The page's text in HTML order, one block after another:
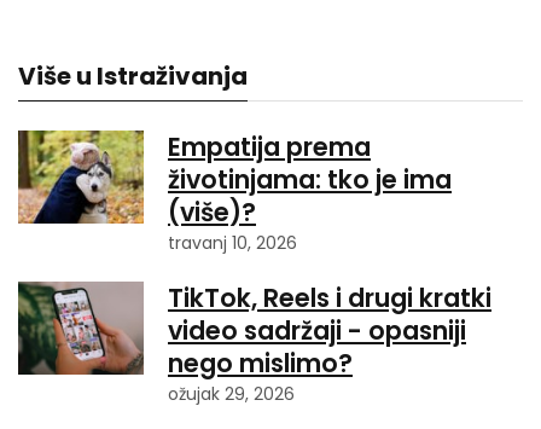
Više u Istraživanja
Empatija prema
životinjama: tko je ima
(više)?
travanj 10, 2026
TikTok, Reels i drugi kratki
video sadržaji - opasniji
nego mislimo?
ožujak 29, 2026